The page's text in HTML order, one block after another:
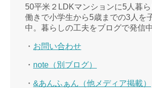
50平米２LDKマンションに5人暮
働きで小学生から5歳までの3人を
中。暮らしの工夫をブログで発信中
・ お問い合わせ
・ note（別ブログ）
・ &あんふぁん（他メディア掲載）